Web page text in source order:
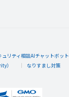
ュリティ相談AIチャットボット
） なりすまし対策